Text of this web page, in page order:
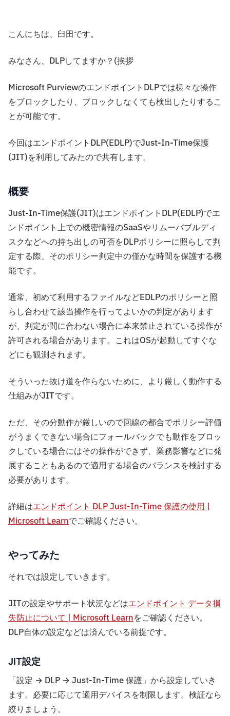
こんにちは、臼田です。
みなさん、DLPしてますか？(挨拶
Microsoft PurviewのエンドポイントDLPでは様々な操作
をブロックしたり、ブロックしなくても検出したりするこ
とが可能です。
今回はエンドポイントDLP(EDLP)でJust-In-Time保護
(JIT)を利用してみたので共有します。
概要
Just-In-Time保護(JIT)はエンドポイントDLP(EDLP)でエ
ンドポイント上での機密情報のSaaSやリムーバブルディ
スクなどへの持ち出しの可否をDLPポリシーに照らして判
定する際、そのポリシー判定中の僅かな時間を保護する機
能です。
通常、初めて利用するファイルなどEDLPのポリシーと照
らし合わせて該当操作を行ってよいかの判定があります
が、判定が間に合わない場合に本来禁止されている操作が
許可される場合があります。これはOSが起動してすぐな
どにも観測されます。
そういった抜け道を作らないために、より厳しく動作する
仕組みがJITです。
ただ、その分動作が厳しいので回線の都合でポリシー評価
がうまくできない場合にフォールバックでも動作をブロッ
クしている場合にはその操作ができず、業務影響などに発
展することもあるので適用する場合のバランスを検討する
必要があります。
詳細はエンドポイント DLP Just-In-Time 保護の使用 |
Microsoft Learnでご確認ください。
やってみた
それでは設定していきます。
JITの設定やサポート状況などはエンドポイント データ損
失防止について | Microsoft Learnをご確認ください。
DLP自体の設定などは済んでいる前提です。
JIT設定
「設定 → DLP → Just-In-Time 保護」から設定していき
ます。必要に応じて適用デバイスを制限します。検証なら
絞りましょう。